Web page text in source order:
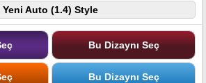
Yeni Auto (1.4) Style
Bu Dizaynı Seç
Bu Dizaynı Seç